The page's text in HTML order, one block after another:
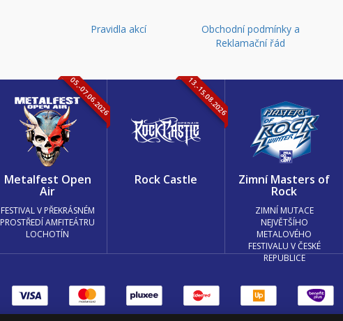
Pravidla akcí
Obchodní podmínky a
Reklamační řád
05.-07.06.2026
Metalfest Open
Air
FESTIVAL V PŘEKRÁSNÉM
PROSTŘEDÍ AMFITEÁTRU
LOCHOTÍN
13.-15.08.2026
Rock Castle Zimní Masters of
Rock
ZIMNÍ MUTACE
NEJVĚTŠÍHO
METALOVÉHO
FESTIVALU V ČESKÉ
REPUBLICE